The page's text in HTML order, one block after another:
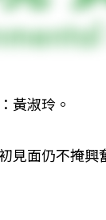
黃淑玲。
見面仍不掩